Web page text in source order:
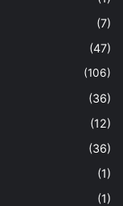
(7)
(47)
(106)
(36)
(12)
(36)
(1)
(1)